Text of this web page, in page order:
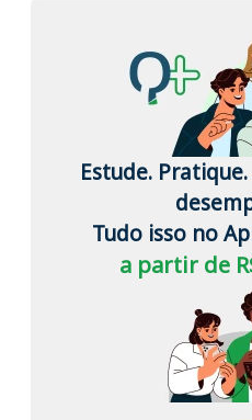
Estude.
Tudo isso no
a partir de